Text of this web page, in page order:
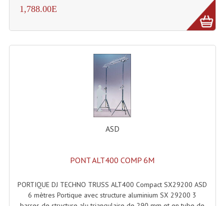
1,788.00E
ASD
PONT ALT400 COMP 6M
PORTIQUE DJ TECHNO TRUSS ALT400 Compact SX29200 ASD
6 mètres Portique avec structure aluminium SX 29200 3